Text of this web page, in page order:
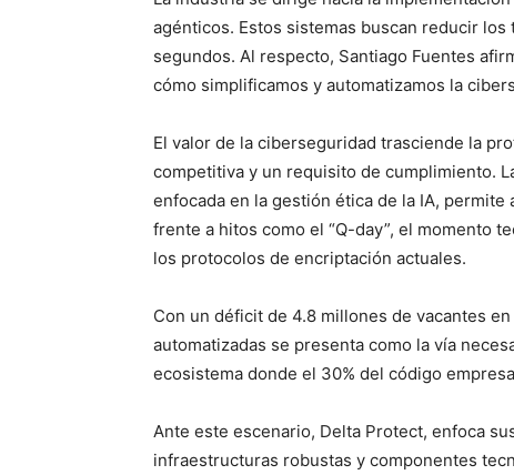
agénticos. Estos sistemas buscan reducir
segundos. Al respecto, Santiago Fuentes
cómo simplificamos y automatizamos la
El valor de la ciberseguridad trasciende la
competitiva y un requisito de cumplimiento.
enfocada en la gestión ética de la IA,
frente a hitos como el “Q-day”, el momento
los protocolos de encriptación actuales.
Con un déficit de 4.8 millones de vacantes
automatizadas se presenta como la vía
ecosistema donde el 30% del código
Ante este escenario, Delta Protect, enfoca
infraestructuras robustas y componentes